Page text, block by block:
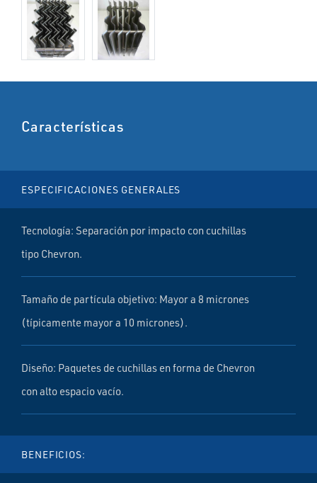
Características
ESPECIFICACIONES GENERALES
Tecnología: Separación por impacto con cuchillas
tipo Chevron.
Tamaño de partícula objetivo: Mayor a 8 micrones
(típicamente mayor a 10 micrones).
Diseño: Paquetes de cuchillas en forma de Chevron
con alto espacio vacío.
BENEFICIOS: